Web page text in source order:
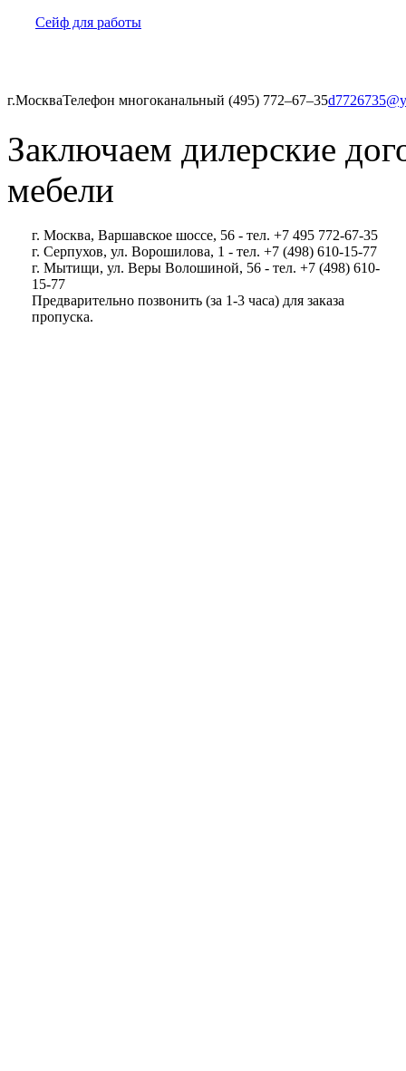
Сейф для работы
г.МоскваТелефон многоканальный (495) 772‒67‒35
Заключаем дилерские
мебели
г. Москва, Варшавское шоссе, 56 - тел. +7 495 772-67-35
г. Серпухов, ул. Ворошилова, 1 - тел. +7 (498) 610-15-77
г. Мытищи, ул. Веры Волошиной, 56 - тел. +7 (498) 610-
15-77
Предварительно позвонить (за 1-3 часа) для заказа
пропуска.